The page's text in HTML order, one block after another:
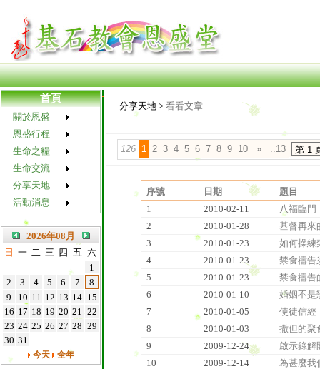
首頁
關於恩盛
恩盛行程
生命之糧
生命交流
分享天地
活動消息
2026年08月
日 一 二 三 四 五 六
1
2
3 4 5 6 7
8
9
10 11 12 13 14 15
16 17 18 19 20 21 22
23 24 25 26 27 28 29
30 31
今天 全年
分享天地 > 看看文章
126 1 2 3 4 5 6 7 8 9 10 » ..13
序號 日期
題目
1
2010-02-11
八福臨門
2
2010-01-28
基督再來
3
2010-01-23
如何操練
4
2010-01-23
禁食禱告
5
2010-01-23
禁食禱告
6
2010-01-10
婚姻不是
7
2010-01-05
使徒信經
8
2010-01-03
撒但的聚
9
2009-12-24
啟示錄解
10
2009-12-14 為甚麼我